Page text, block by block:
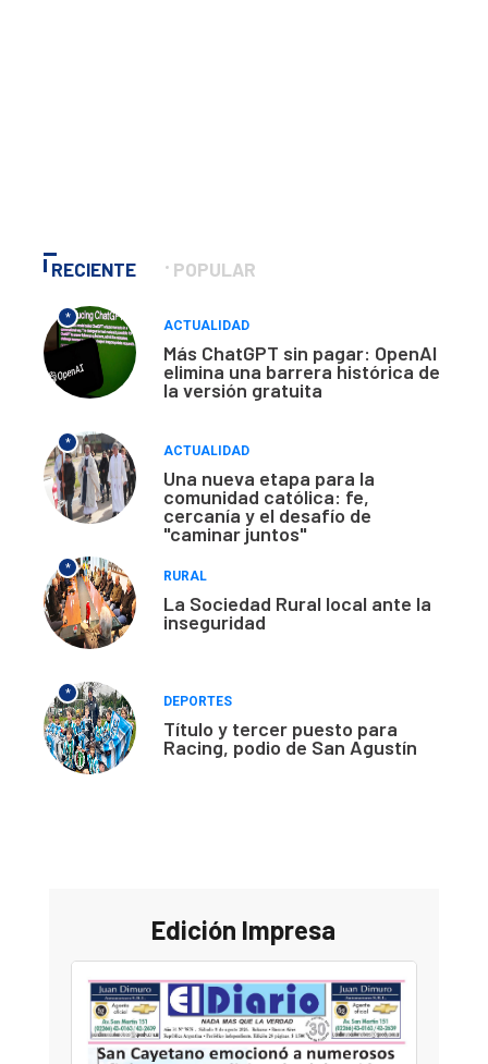
RECIENTE POPULAR
*
ACTUALIDAD
Más ChatGPT sin pagar: OpenAI
elimina una barrera histórica de
la versión gratuita
*
ACTUALIDAD
Una nueva etapa para la
comunidad católica: fe,
cercanía y el desafío de
"caminar juntos"
*
RURAL
La Sociedad Rural local ante la
inseguridad
*
DEPORTES
Título y tercer puesto para
Racing, podio de San Agustín
Edición Impresa